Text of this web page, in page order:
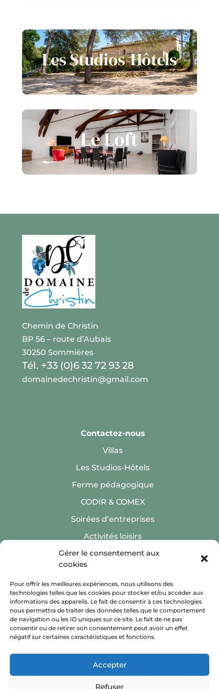
Gérer le consentement aux
cookies
Pour offrir les meilleures expériences, nous utilisons des
technologies telles que les cookies pour stocker et/ou accéder aux
informations des appareils. Le fait de consentir à ces technologies
nous permettra de traiter des données telles que le comportement
de navigation ou les ID uniques sur ce site. Le fait de ne pas
consentir ou de retirer son consentement peut avoir un effet
négatif sur certaines caractéristiques et fonctions.
Accepter
Refuser
Les Studios-Hôtels
Le Loft
Chemin de Christin
BP 56 – route d’Aubais
30250 Sommières
Tél. +33 (0)6 32 72 93 28
domainedechristin@gmail.com
Contactez-nous
Villas
Les Studios-Hôtels
Ferme pédagogique
CODIR & COMEX
Soirées d’entreprises
Activités loisirs
Inscription Newsletter